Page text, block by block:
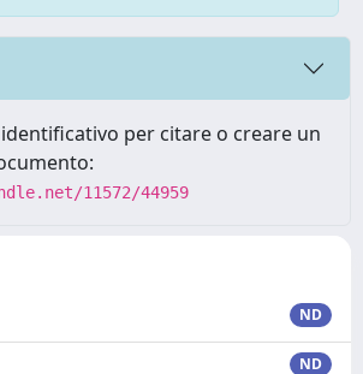
per citare o creare un
11572/44959
ND
ND